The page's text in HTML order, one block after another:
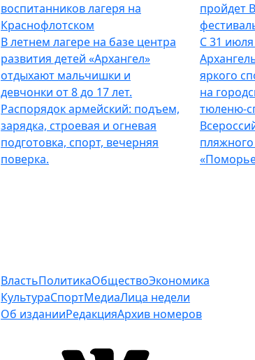
воспитанников лагеря на
Краснофлотском
В летнем лагере на базе центра
развития детей «Архангел»
отдыхают мальчишки и
девчонки от 8 до 17 лет.
Распорядок армейский: подъем,
зарядка, строевая и огневая
подготовка, спорт, вечерняя
поверка.
пройдет
С 31 июля
яркого
на
тюленю-
ВластьПолитикаОбществоЭкономика
КультураСпортМедиаЛица недели
Об изданииРедакцияАрхив номеров